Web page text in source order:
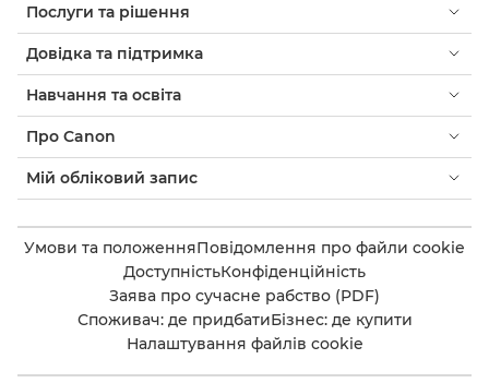
Послуги та рішення
Довідка та підтримка
Навчання та освіта
Про Canon
Мій обліковий запис
Умови та положенняПовідомлення про файли cookie
ДоступністьКонфіденційність
Заява про сучасне рабство (PDF)
Споживач: де придбатиБізнес: де купити
Налаштування файлів cookie